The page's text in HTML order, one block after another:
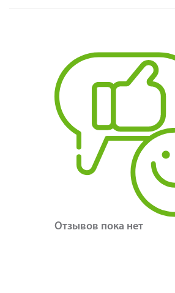
Отзывов пока нет